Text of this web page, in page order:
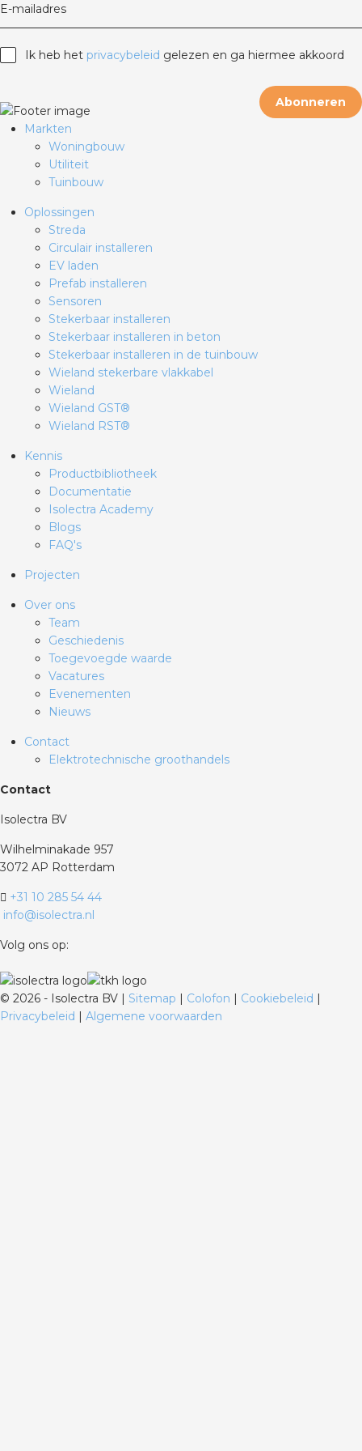
E-mailadres
Ik heb het privacybeleid gelezen en ga hiermee akkoord
Abonneren
Markten
Woningbouw
Utiliteit
Tuinbouw
Oplossingen
Streda
Circulair installeren
EV laden
Prefab installeren
Sensoren
Stekerbaar installeren
Stekerbaar installeren in beton
Stekerbaar installeren in de tuinbouw
Wieland stekerbare vlakkabel
Wieland
Wieland GST®
Wieland RST®
Kennis
Productbibliotheek
Documentatie
Isolectra Academy
Blogs
FAQ's
Projecten
Over ons
Team
Geschiedenis
Toegevoegde waarde
Vacatures
Evenementen
Nieuws
Contact
Elektrotechnische groothandels
Contact
Isolectra BV
Wilhelminakade 957
3072 AP Rotterdam
+31 10 285 54 44
info@isolectra.nl
Volg ons op:
© 2026 - Isolectra BV | Sitemap | Colofon | Cookiebeleid |
Privacybeleid | Algemene voorwaarden